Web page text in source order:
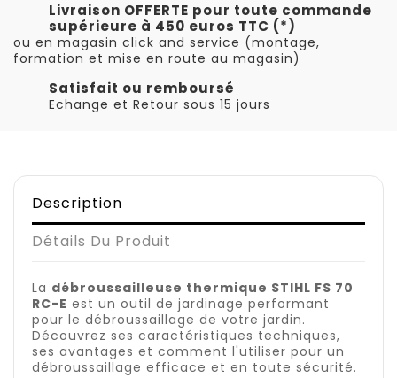
Livraison OFFERTE pour toute commande
supérieure à 450 euros TTC (*)
ou en magasin click and service (montage,
formation et mise en route au magasin)
Satisfait ou remboursé
Echange et Retour sous 15 jours
Description
Détails Du Produit
La débroussailleuse thermique STIHL FS 70
RC-E est un outil de jardinage performant
pour le débroussaillage de votre jardin.
Découvrez ses caractéristiques techniques,
ses avantages et comment l'utiliser pour un
débroussaillage efficace et en toute sécurité.